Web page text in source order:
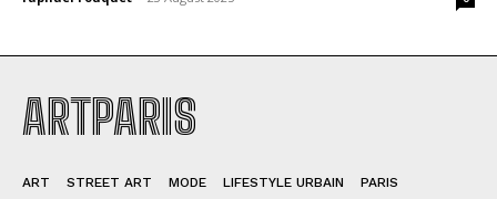
ARTPARIS
ART STREET ART MODE LIFESTYLE URBAIN PARIS